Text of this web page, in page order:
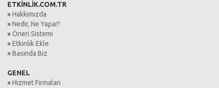
ETKİNLİK.COM.TR
»Hakkımızda
»Nedir, Ne Yapar?
»Öneri Sistemi
»Etkinlik Ekle
»Basında Biz
GENEL
»Hizmet Firmaları